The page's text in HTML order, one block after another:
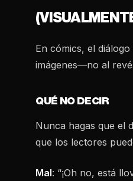
En cómics, el
imágenes—no al
QUÉ NO DECIR
Nunca hagas que el
que los lectores
Mal: “¡Oh no, está